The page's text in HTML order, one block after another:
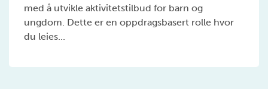
med å utvikle aktivitetstilbud for barn og
ungdom. Dette er en oppdragsbasert rolle hvor
du leies...